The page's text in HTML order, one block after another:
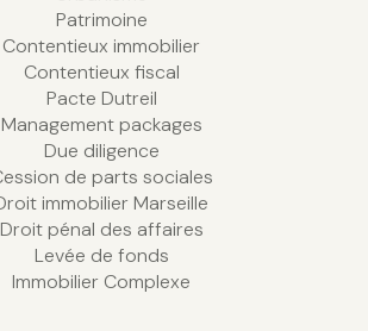
Patrimoine
Contentieux immobilier
Contentieux fiscal
Pacte Dutreil
Management packages
Due diligence
de parts sociales
immobilier Marseille
Droit pénal des affaires
Levée de fonds
Immobilier Complexe